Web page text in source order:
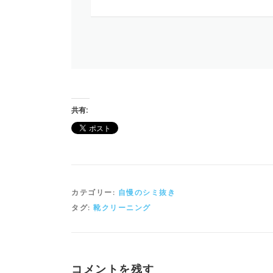
共有:
カテゴリー: 自慢のシミ抜き
タグ: 靴クリーニング
コメントを残す